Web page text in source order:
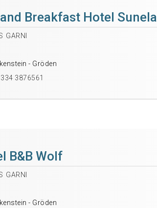
Breakfast Hotel Sunela
GARNI
- Gröden
3876561
B&B Wolf
GARNI
- Gröden